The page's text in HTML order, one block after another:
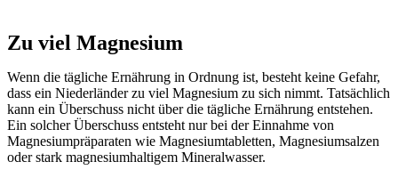
Zu viel Magnesium
Wenn die tägliche Ernährung in Ordnung ist, besteht keine Gefahr,
dass ein Niederländer zu viel Magnesium zu sich nimmt. Tatsächlich
kann ein Überschuss nicht über die tägliche Ernährung entstehen.
Ein solcher Überschuss entsteht nur bei der Einnahme von
Magnesiumpräparaten wie Magnesiumtabletten, Magnesiumsalzen
oder stark magnesiumhaltigem Mineralwasser.